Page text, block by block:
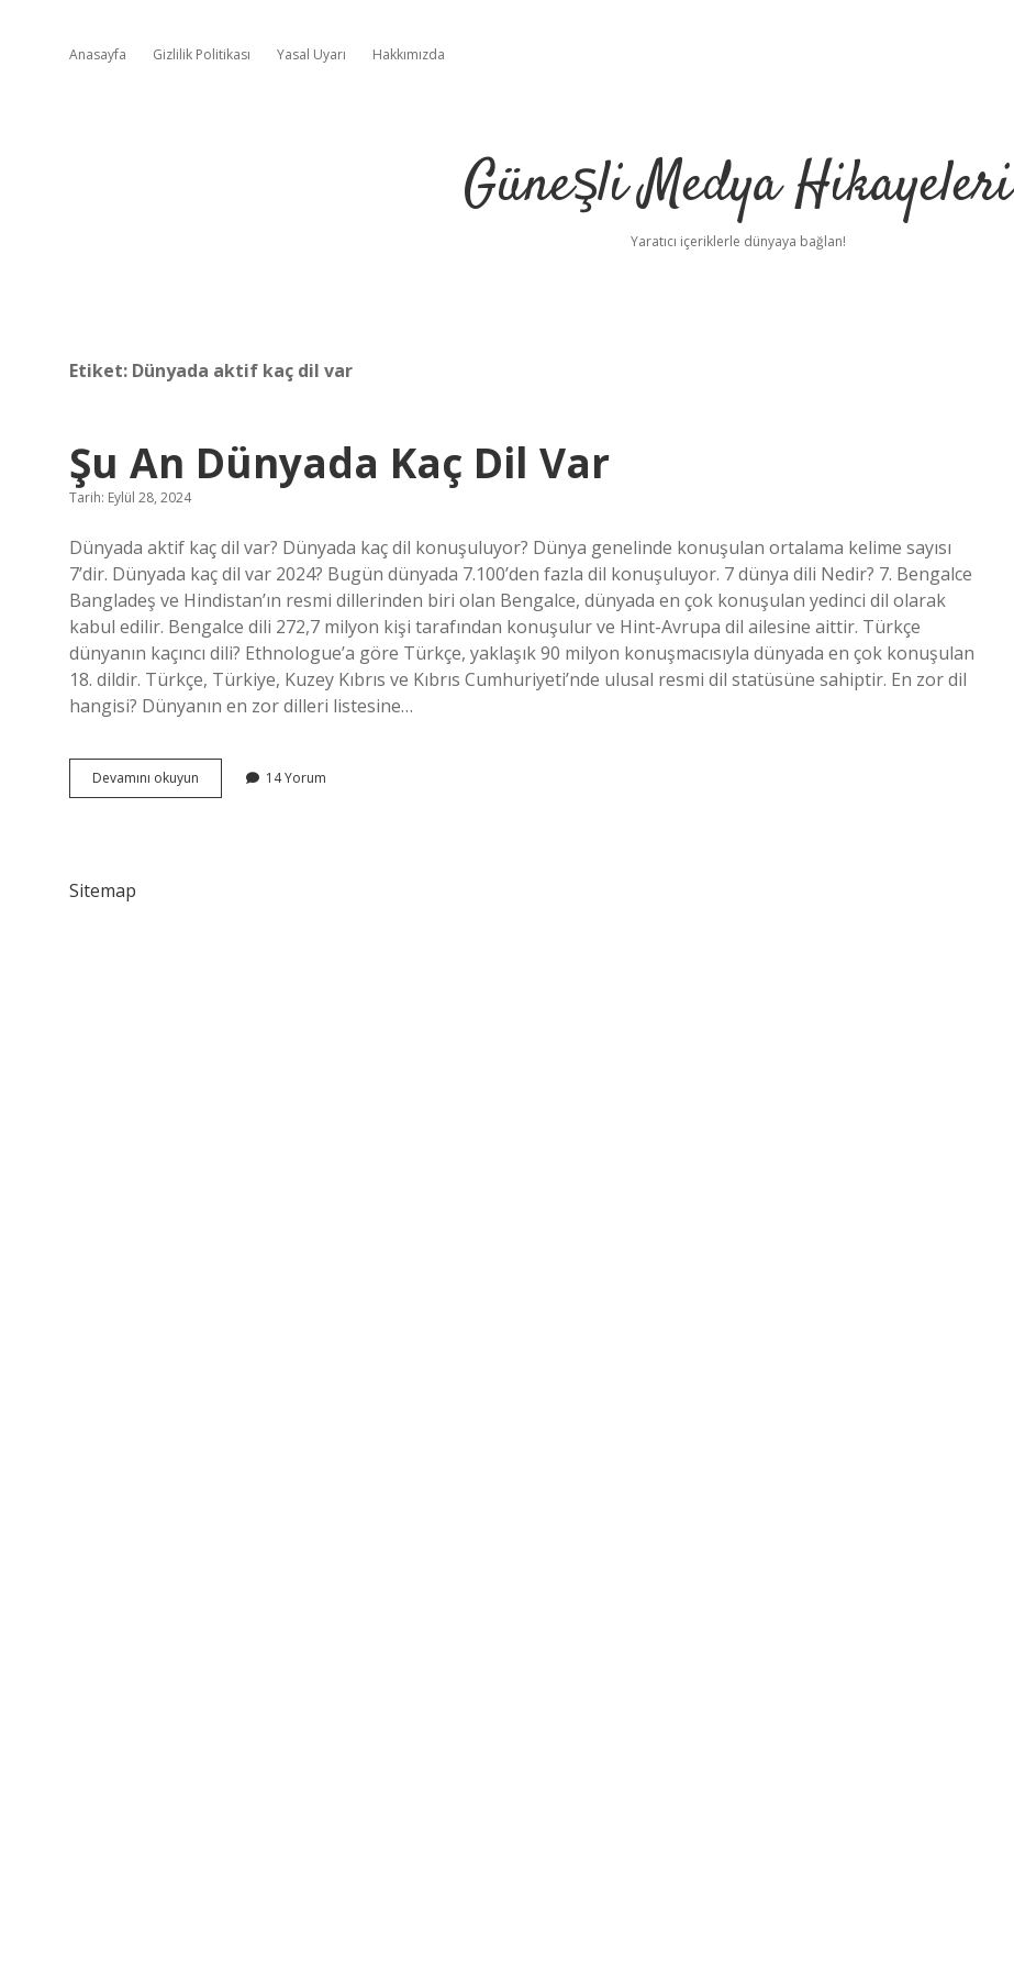
Anasayfa Gizlilik Politikası Yasal Uyarı Hakkımızda
Güneşli Medya Hikayeleri
Yaratıcı içeriklerle dünyaya bağlan!
Etiket: Dünyada aktif kaç dil var
Şu An Dünyada Kaç Dil Var
Tarih: Eylül 28, 2024
Dünyada aktif kaç dil var? Dünyada kaç dil konuşuluyor? Dünya genelinde konuşulan ortalama kelime sayısı
7’dir. Dünyada kaç dil var 2024? Bugün dünyada 7.100’den fazla dil konuşuluyor. 7 dünya dili Nedir? 7. Bengalce
Bangladeş ve Hindistan’ın resmi dillerinden biri olan Bengalce, dünyada en çok konuşulan yedinci dil olarak
kabul edilir. Bengalce dili 272,7 milyon kişi tarafından konuşulur ve Hint-Avrupa dil ailesine aittir. Türkçe
dünyanın kaçıncı dili? Ethnologue’a göre Türkçe, yaklaşık 90 milyon konuşmacısıyla dünyada en çok konuşulan
18. dildir. Türkçe, Türkiye, Kuzey Kıbrıs ve Kıbrıs Cumhuriyeti’nde ulusal resmi dil statüsüne sahiptir. En zor dil
hangisi? Dünyanın en zor dilleri listesine…
Devamını okuyun
An
14 Yorum
Sitemap